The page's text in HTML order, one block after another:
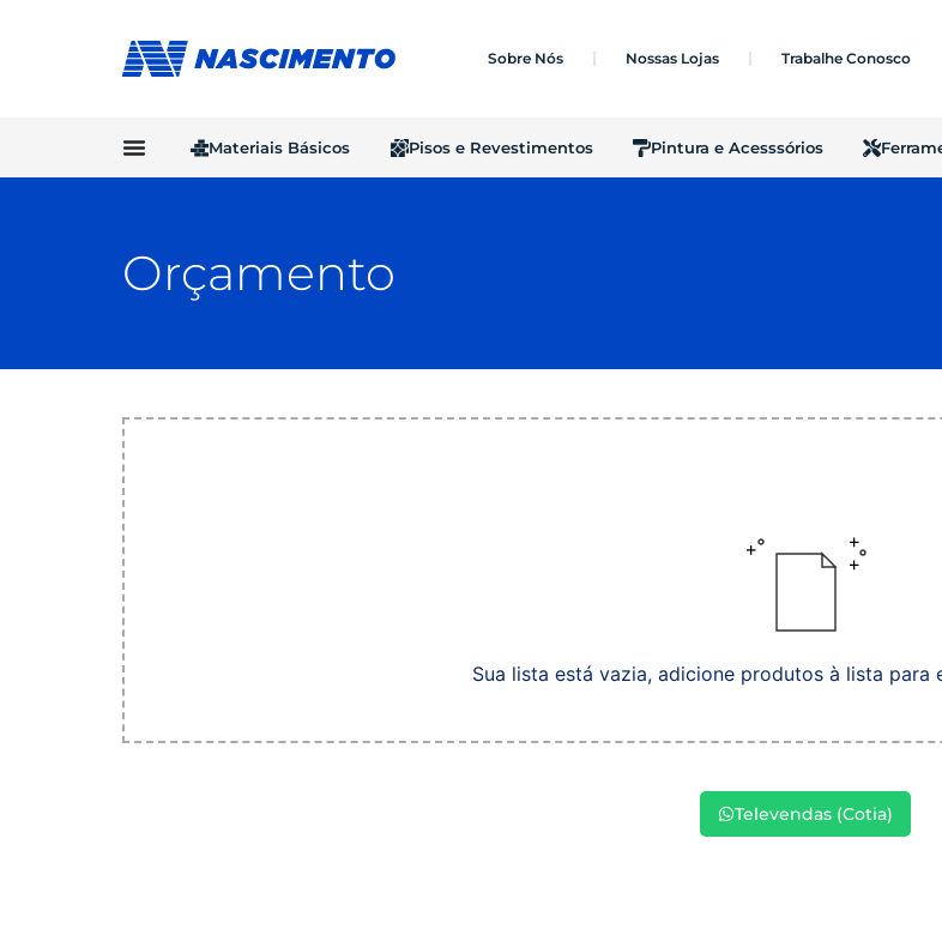
Sobre Nós Nossas Lojas Trabalhe Conosco
Materiais Básicos Pisos e Revestimentos Pintura e Acesssórios
Orçamento
Sua lista está vazia, adicione produtos à lista para
Televendas (Cotia)